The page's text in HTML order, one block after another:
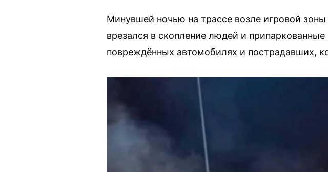
Минувшей ночью на трассе возле игровой
врезался в скопление людей и
повреждённых автомобилях и пострадавших,